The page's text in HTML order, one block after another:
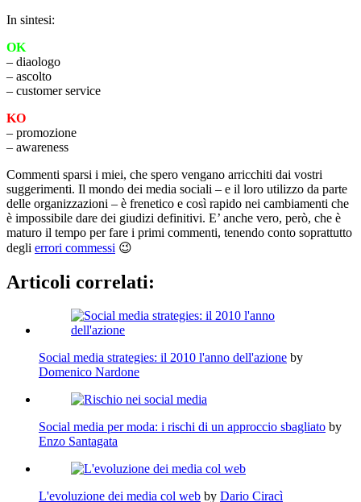
In sintesi:
OK
– diaologo
– ascolto
– customer service
KO
– promozione
– awareness
Commenti sparsi i miei, che spero vengano arricchiti dai vostri
suggerimenti. Il mondo dei media sociali – e il loro utilizzo da parte
delle organizzazioni – è frenetico e così rapido nei cambiamenti che
è impossibile dare dei giudizi definitivi. E’ anche vero, però, che è
maturo il tempo per fare i primi commenti, tenendo conto soprattutto
degli errori commessi 😉
Articoli correlati:
Social media strategies: il 2010 l'anno dell'azione by
Domenico Nardone
Social media per moda: i rischi di un approccio sbagliato by
Enzo Santagata
L'evoluzione dei media col web by Dario Ciracì